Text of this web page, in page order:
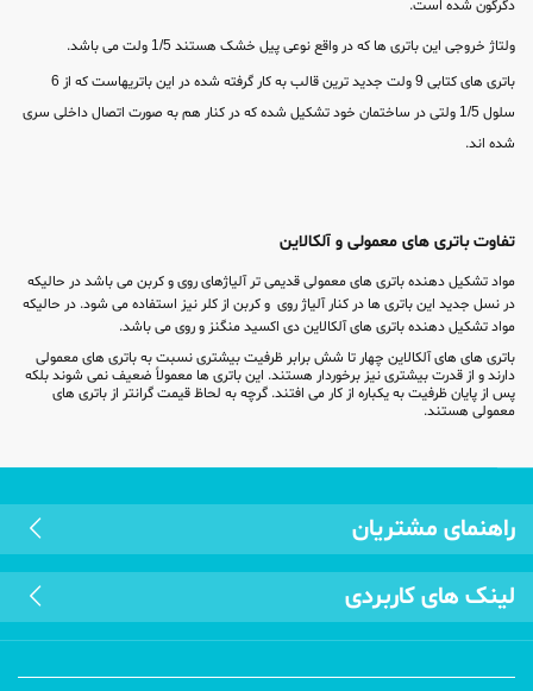
دگرگون شده است.
ولتاژ خروجی این باتری ها که در واقع نوعی پیل خشک هستند 1/5 ولت می باشد.
باتری های کتابی 9 ولت جدید ترین قالب به کار گرفته شده در این باتریهاست که از 6
سلول 1/5 ولتی در ساختمان خود تشکیل شده که در کنار هم به صورت اتصال داخلی سری
شده اند.
تفاوت باتری های معمولی و آلکالاین
مواد تشکیل دهنده باتری های معمولی قدیمی تر آلیاژهای روی و کربن می باشد در حالیکه
در نسل جدید این باتری ها در کنار آلیاژ روی و کربن از کلر نیز استفاده می شود. در حالیکه
مواد تشکیل دهنده باتری های آلکالاین دی اکسید منگنز و روی می باشد.
باتری های های آلکالاین چهار تا شش برابر ظرفیت بیشتری نسبت به باتری های معمولی
دارند و از قدرت بیشتری نیز برخوردار هستند. این باتری ها معمولاً ضعیف نمی شوند بلکه
پس از پایان ظرفیت به یکباره از کار می افتند. گرچه به لحاظ قیمت گرانتر از باتری های
معمولی هستند.
راهنمای مشتریان
لینک های کاربردی